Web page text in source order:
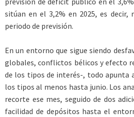
sitúan en el 3,2% en 2025, es decir,
periodo de previsión.
En un entorno que sigue siendo
globales, conflictos bélicos y efecto
de los tipos de interés-, todo apunta
los tipos al menos hasta junio. Los
recorte ese mes, seguido de dos
facilidad de depósitos hasta el